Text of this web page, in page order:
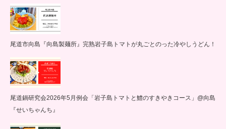
尾道市向島『向島製麺所』完熟岩子島トマトが丸ごとのった冷やしうどん！
尾道鍋研究会2026年5月例会「岩子島トマトと鱧のすきやきコース」@向島
『せいちゃんち』